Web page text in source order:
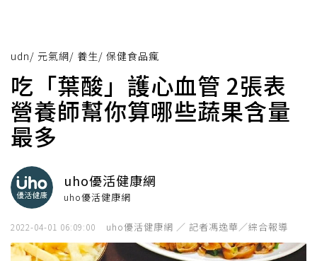
udn/ 元氣網/ 養生/ 保健食品瘋
吃「葉酸」護心血管 2張表
營養師幫你算哪些蔬果含量
最多
uho優活健康網
uho優活健康網
2022-04-01 06:09:00 uho優活健康網 ／ 記者馮逸華／綜合報導